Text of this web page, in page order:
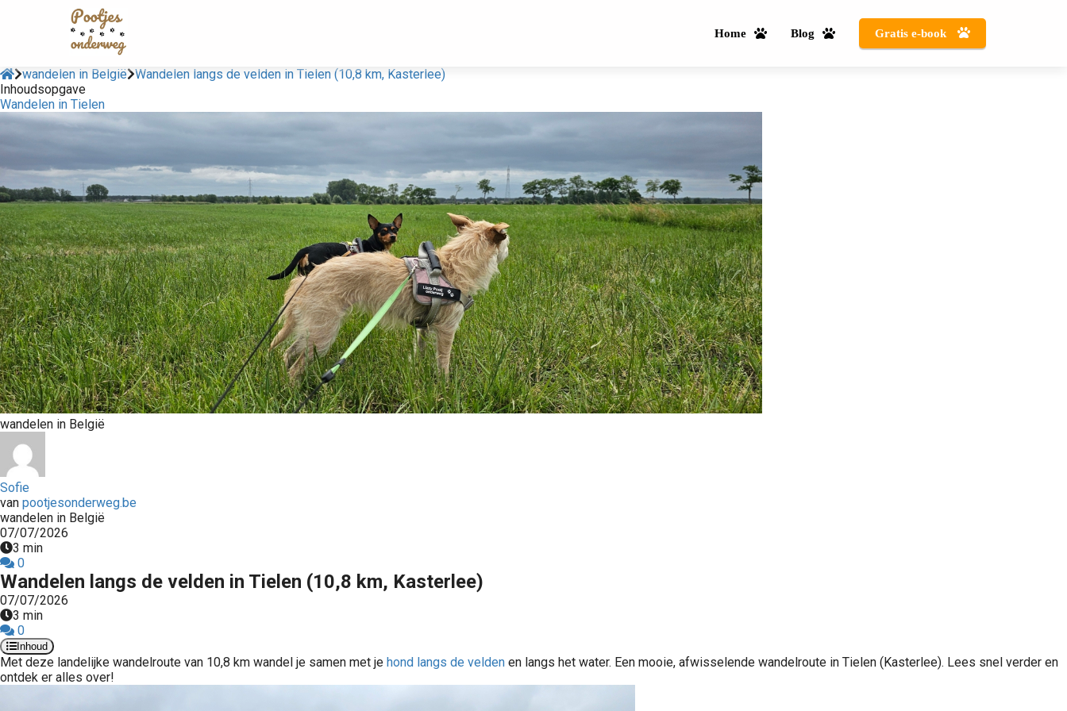
Home Blog Gratis e-book
wandelen in België Wandelen langs de velden in Tielen (10,8 km, Kasterlee)
Inhoudsopgave
Wandelen in Tielen
wandelen in België
Sofie
van pootjesonderweg.be
wandelen in België
07/07/2026
3 min
0
Wandelen langs de velden in Tielen (10,8 km, Kasterlee)
07/07/2026
3 min
0
Inhoud
Met deze landelijke wandelroute van 10,8 km wandel je samen met je hond langs de velden en langs het water. Een mooie, afwisselende wandelroute in Tielen (Kasterlee). Lees snel verder en
ontdek er alles over!